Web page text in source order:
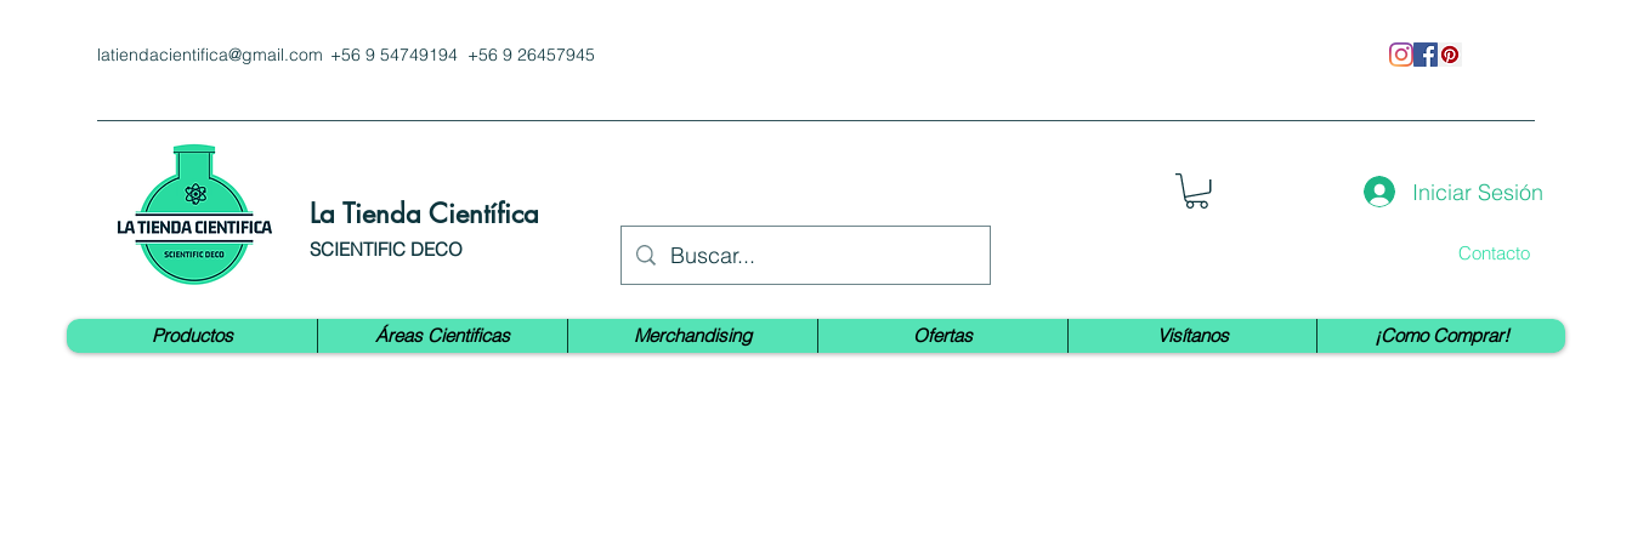
latiendacientifica@gmail.com +56 9 54749194 +56 9 26457945
La Tienda Científica
SCIENTIFIC DECO
Iniciar Sesión
Contacto
Productos Áreas Cientificas Merchandising Ofertas Visítanos ¡Como Comprar!